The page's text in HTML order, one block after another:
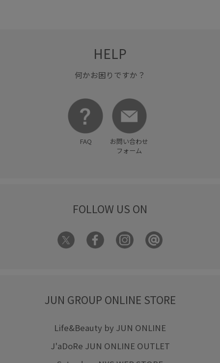
HELP
何かお困りですか？
FAQ
お問い合わせ
フォーム
FOLLOW US ON
JUN GROUP ONLINE STORE
Life&Beauty by JUN ONLINE
J'aDoRe JUN ONLINE OUTLET